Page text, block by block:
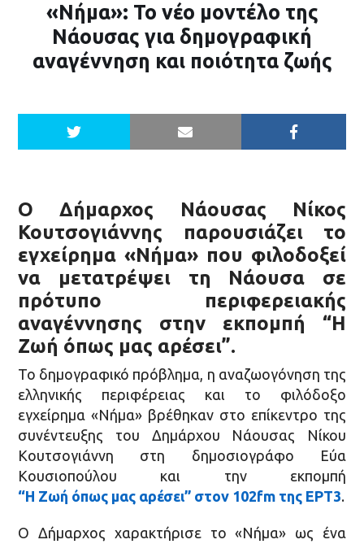
«Νήμα»: Το νέο μοντέλο της
Νάουσας για δημογραφική
αναγέννηση και ποιότητα ζωής
O Δήμαρχος Νάουσας Νίκος
Κουτσογιάννης παρουσιάζει το
εγχείρημα «Νήμα» που φιλοδοξεί
να μετατρέψει τη Νάουσα σε
πρότυπο περιφερειακής
αναγέννησης στην εκπομπή “Η
Ζωή όπως μας αρέσει”.
Το δημογραφικό πρόβλημα, η αναζωογόνηση της
ελληνικής περιφέρειας και το φιλόδοξο
εγχείρημα «Νήμα» βρέθηκαν στο επίκεντρο της
συνέντευξης του Δημάρχου Νάουσας Νίκου
Κουτσογιάννη στη δημοσιογράφο Εύα
Κουσιοπούλου και την εκπομπή
“Η Ζωή όπως μας αρέσει” στον 102fm της ΕΡΤ3.
Ο Δήμαρχος χαρακτήρισε το «Νήμα» ως ένα